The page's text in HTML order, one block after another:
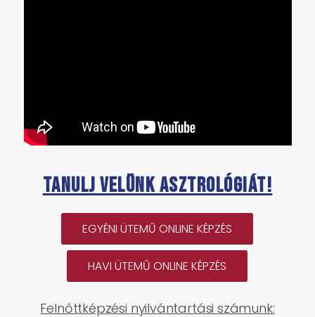
Tanulj velünk asztrológiát!
EGYÉNI ÜTEMŰ ONLINE KÉPZÉS
HAVI ÜTEMŰ ONLINE KÉPZÉS
Felnőttképzési nyilvántartási számunk: